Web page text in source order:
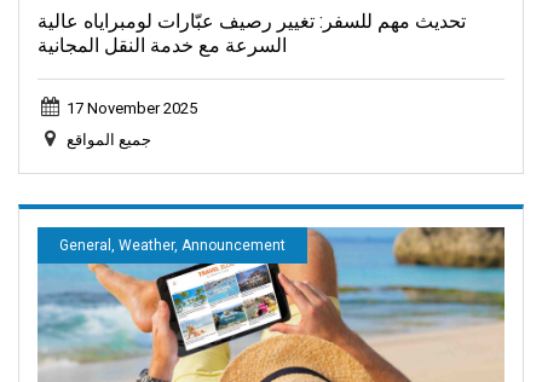
تحديث مهم للسفر: تغيير رصيف عبّارات لومبراياه عالية
السرعة مع خدمة النقل المجانية
17 November 2025
جميع المواقع
General, Weather, Announcement